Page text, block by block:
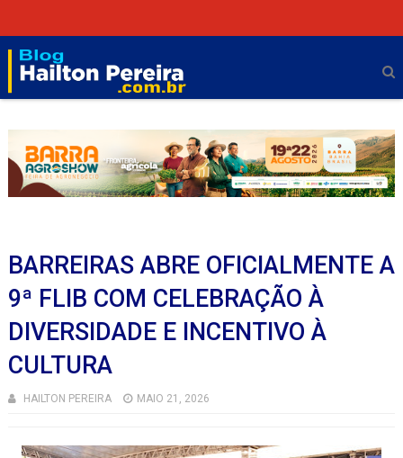
BARREIRAS ABRE OFICIALMENTE A
9ª FLIB COM CELEBRAÇÃO À
DIVERSIDADE E INCENTIVO À
CULTURA
HAILTON PEREIRA MAIO 21, 2026